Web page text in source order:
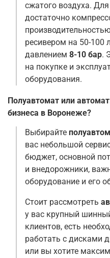
сжатого воздуха.
достаточно
ресивером на 50-100
давлением 8-10 бар.
на покупке и
оборудования.
Полуавтомат или
бизнеса в Воронеже?
Выбирайте
вас небольшой
бюджет, основной
и внедорожники,
оборудование и его
Стоит рассмотреть
у вас крупный
клиентов, есть
работать с дисками
или вы хотите